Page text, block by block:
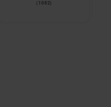
(1082)